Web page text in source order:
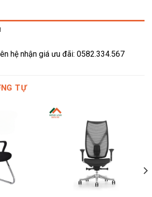
hệ nhận giá ưu đãi: 0582.334.567
TỰ